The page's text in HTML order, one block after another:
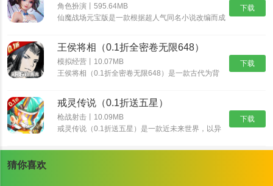
和美女有个约会感兴趣的话，那就快来预约体验游玩
吧！
下载
角色扮演丨595.64MB
仙魔战场元宝版是一款根据超人气同名小说改编而成
世界，穿梭在神秘的仙魔大陆，沉浸式交友修炼，酣
战各路仙魔。
下载
王侯将相（0.1折全密卷无限648）
模拟经营丨10.07MB
王侯将相（0.1折全密卷无限648）是一款古代为背
能，酣畅淋漓的战斗让你热血澎湃！
下载
戒灵传说（0.1折送五星）
枪战射击丨10.09MB
戒灵传说（0.1折送五星）是一款近未来世界，以异
新卡组，海量卡牌搭配及阵营组合，衍生出丰富策略
猜你喜欢